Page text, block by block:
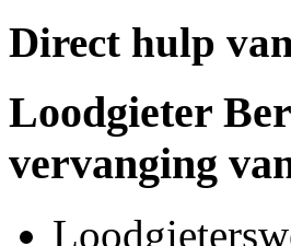
Direct hulp
Loodgieter
vervanging